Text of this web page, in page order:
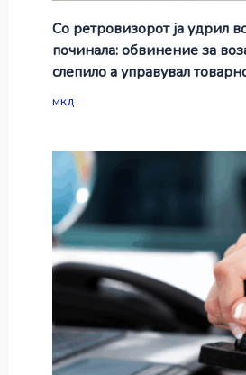
Со ретровизорот ја удрил
починала: обвинение за
слепило а управувал
мкд